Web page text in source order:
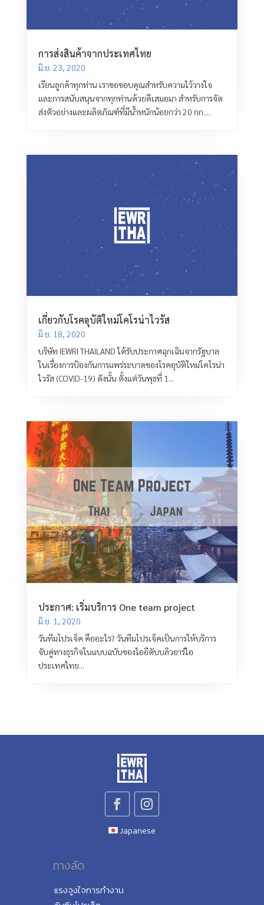
การส่งสินค้าจากประเทศไทย
มิ.ย. 23, 2020
เรียนลูกค้าทุกท่าน เราขอขอบคุณสำหรับความไว้วางใจ
และการสนับสนุนจากทุกท่านด้วยดีเสมอมา สำหรับการจัด
ส่งตัวอย่างและผลิตภัณฑ์ที่มีน้ำหนักน้อยกว่า 20 กก....
เกี่ยวกับโรคอุบัติใหม่โคโรน่าไวรัส
มิ.ย. 18, 2020
บริษัท IEWRI THAILAND ได้รับประกาศฉุกเฉินจากรัฐบาล
ในเรื่องการป้องกันการแพร่ระบาดของโรคอุบัติใหม่โคโรน่า
ไวรัส (COVID-19) ดังนั้น ตั้งแต่วันพุธที่ 1...
ประกาศ: เริ่มบริการ One team project
มิ.ย. 1, 2020
วันทีมโปรเจ็ค คืออะไร? วันทีมโปรเจ็คเป็นการให้บริการ
จับคู่ทางธุรกิจในแบบฉบับของไออีดับบลิวอาร์ไอ
ประเทศไทย...
Japanese
ทางลัด
แรงจูงใจการทำงาน